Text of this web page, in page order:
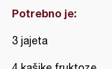
Potrebno je:
3 jajeta